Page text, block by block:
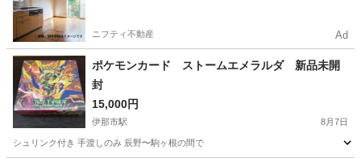
ニフティ不動産 Ad
ポケモンカード ストームエメラルダ 新品未開
封
15,000円
伊那市駅 8月7日
シュリンク付き 手渡しのみ 辰野〜駒ヶ根の間で